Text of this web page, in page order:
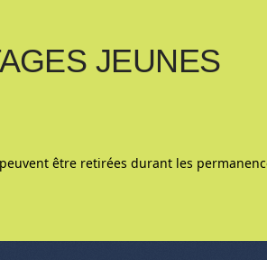
JEUNES
être retirées durant les